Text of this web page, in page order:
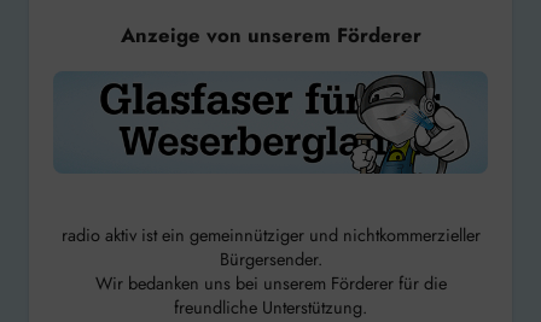
Anzeige von unserem Förderer
radio aktiv ist ein gemeinnütziger und nichtkommerzieller
Bürgersender.
Wir bedanken uns bei unserem Förderer für die
freundliche Unterstützung.